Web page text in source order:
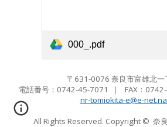
000_.pdf
〒631-0076 奈良市富雄北一
電話番号：0742-45-7071
｜ FAX：
nr-tomiokita-e@e-
All Rights Reserved. Copyright © 奈